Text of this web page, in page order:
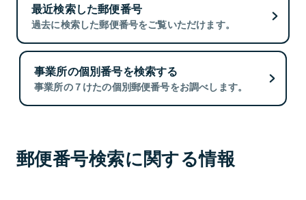
最近検索した郵便番号
過去に検索した郵便番号をご覧いただけます。
事業所の個別番号を検索する
事業所の７けたの個別郵便番号をお調べします。
郵便番号検索に関する情報